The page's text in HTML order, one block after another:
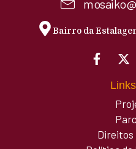
Bairro da
Direitos